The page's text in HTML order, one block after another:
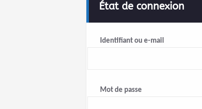
État de connexion
Identifiant ou e-mail
Mot de passe